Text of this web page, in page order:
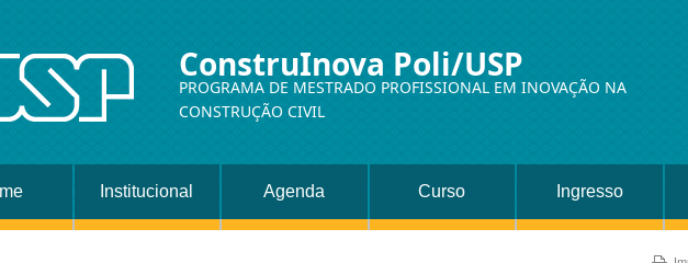
ConstruInova Poli/USP
PROGRAMA DE MESTRADO PROFISSIONAL EM INOVAÇÃO NA
CONSTRUÇÃO CIVIL
Institucional Agenda Curso Ingresso